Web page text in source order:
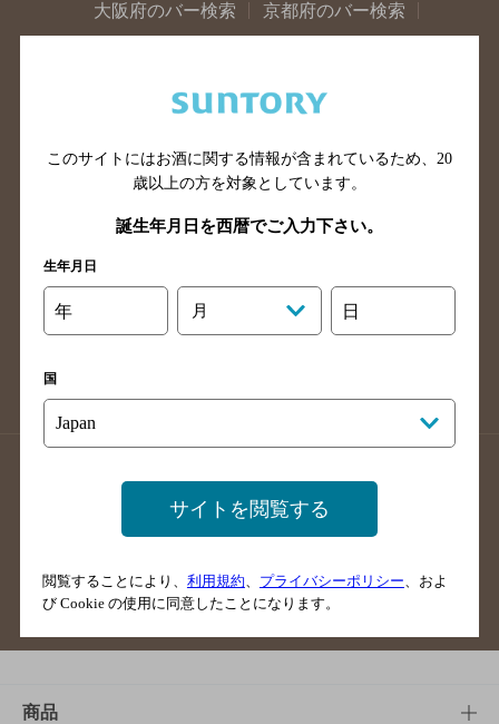
大阪府のバー検索
京都府のバー検索
広島県のバー検索
岡山県のバー検索
山口県のバー検索
鳥取県のバー検索
島根県のバー検索
徳島県のバー検索
香川県のバー検索
愛媛県のバー検索
長崎県のバー検索
佐賀県のバー検索
大分県のバー検索
熊本県のバー検索
掲載店舗様ログイン
サイトマップ ご意見・ご感想
商品
このサイトにはお酒に関する情報が含まれているため、 20
歳以上の方を対象としています。
誕生年月日を西暦でご入力下さい。
生年月日
年 月 日
国
サイトを閲覧する
閲覧することにより、 利用規約、 プライバシーポリシー、およ
び Cookie の使用に同意したことになります。